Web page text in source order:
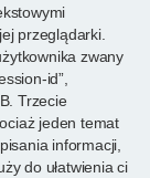
przeglądarki.
zwany
id”,
Trzecie
jeden temat
informacji,
do ułatwienia ci